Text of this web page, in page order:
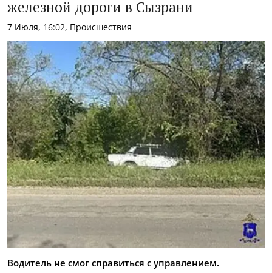
железной дороги в Сызрани
7 Июля, 16:02, Происшествия
Водитель не смог справиться с управлением.